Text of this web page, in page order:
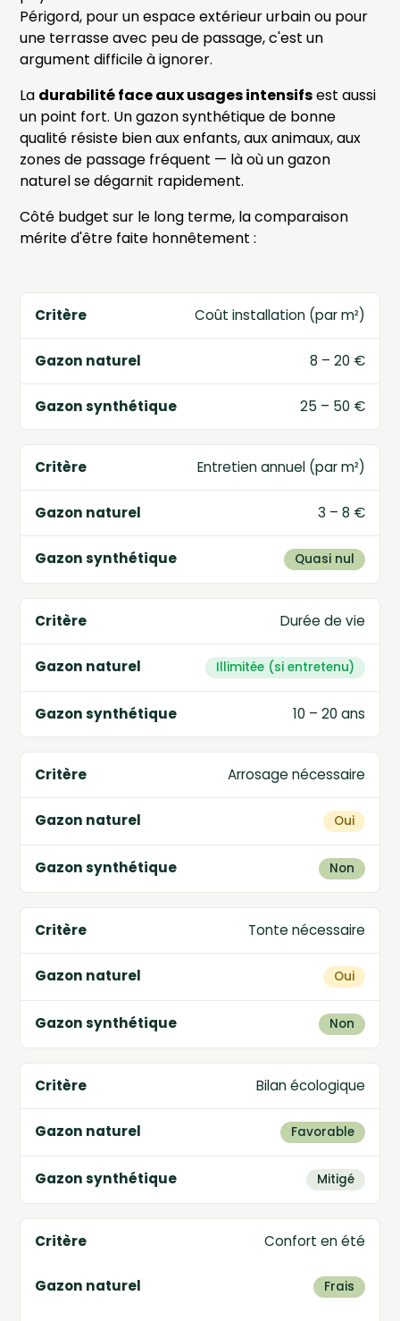
Périgord, pour un espace extérieur urbain ou pour
une terrasse avec peu de passage, c'est un
argument difficile à ignorer.
La durabilité face aux usages intensifsest aussi
un point fort. Un gazon synthétique de bonne
qualité résiste bien aux enfants, aux animaux, aux
zones de passage fréquent — là où un gazon
naturel se dégarnit rapidement.
Côté budget sur le long terme, la comparaison
mérite d'être faite honnêtement :
Coût installation (par m²)
8 – 20 €
25 – 50 €
Entretien annuel (par m²)
3 – 8 €
Quasi nul
Durée de vie
Illimitée (si entretenu)
10 – 20 ans
Arrosage nécessaire
Oui
Non
Tonte nécessaire
Oui
Non
Bilan écologique
Favorable
Mitigé
Confort en été
Frais